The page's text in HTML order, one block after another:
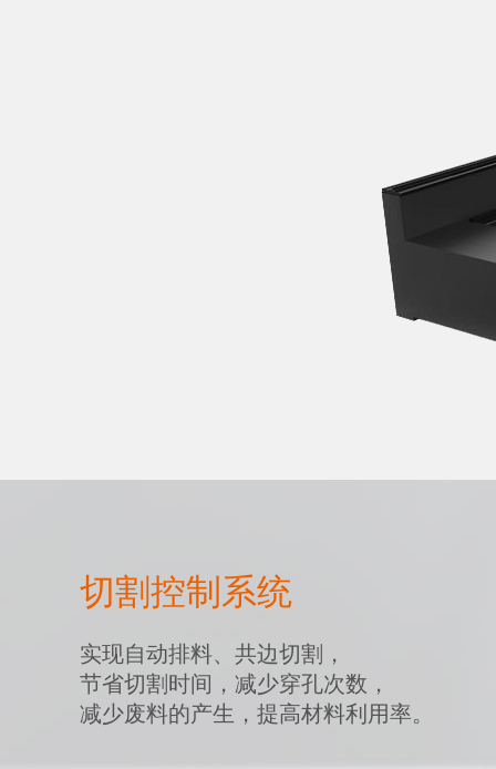
切割控制系统
实现自动排料、共边切割，
节省切割时间，减少穿孔次数，
减少废料的产生，提高材料利用率。